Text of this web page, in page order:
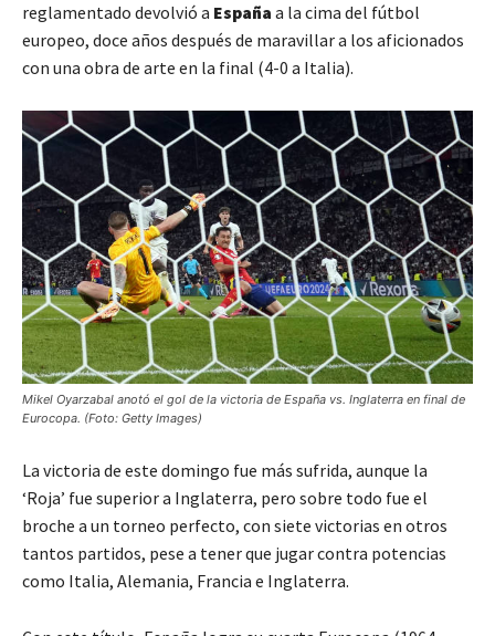
reglamentado devolvió a España a la cima del fútbol
europeo, doce años después de maravillar a los aficionados
con una obra de arte en la final (4-0 a Italia).
Mikel Oyarzabal anotó el gol de la victoria de España vs. Inglaterra en final de
Eurocopa. (Foto: Getty Images)
La victoria de este domingo fue más sufrida, aunque la
‘Roja’ fue superior a Inglaterra, pero sobre todo fue el
broche a un torneo perfecto, con siete victorias en otros
tantos partidos, pese a tener que jugar contra potencias
como Italia, Alemania, Francia e Inglaterra.